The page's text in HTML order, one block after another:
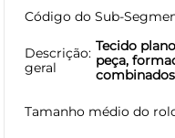
Código do Sub-
Descrição
geral
Tecido
peça,
Tamanho médio do